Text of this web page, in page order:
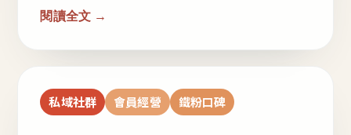
閱讀全文 →
私域社群 會員經營 鐵粉口碑